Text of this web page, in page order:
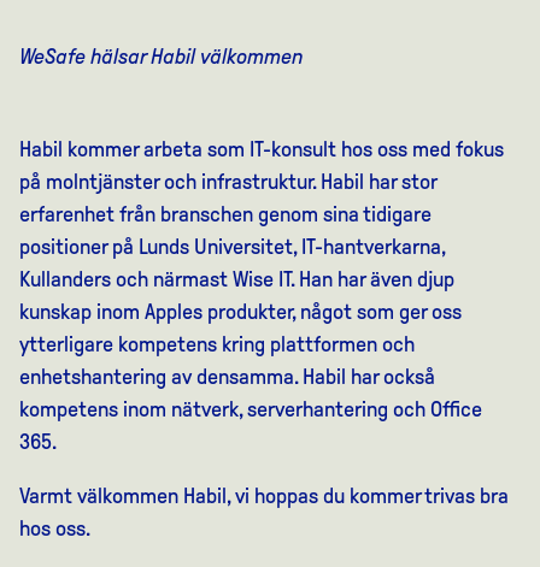
WeSafe hälsar Habil välkommen
Habil kommer arbeta som IT-konsult hos oss med fokus
på molntjänster och infrastruktur. Habil har stor
erfarenhet från branschen genom sina tidigare
positioner på Lunds Universitet, IT-hantverkarna,
Kullanders och närmast Wise IT. Han har även djup
kunskap inom Apples produkter, något som ger oss
ytterligare kompetens kring plattformen och
enhetshantering av densamma. Habil har också
kompetens inom nätverk, serverhantering och Office
365.
Varmt välkommen Habil, vi hoppas du kommer trivas bra
hos oss.